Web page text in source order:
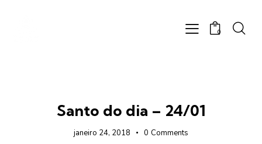
0
Santo do dia – 24/01
janeiro 24, 2018 0 Comments